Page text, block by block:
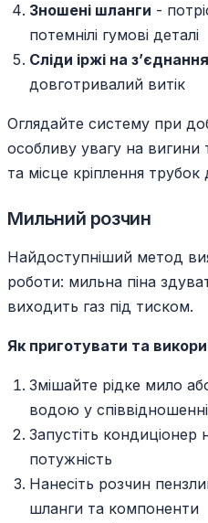
Зношені шланги -
потемнілі гумові деталі
Сліди іржі на
довготривалий витік
Оглядайте систему при
особливу увагу на вигини
та місце кріплення
Мильний розчин
Найдоступніший метод
роботи: мильна піна
виходить газ під тиском.
Як приготувати та
Змішайте рідке мило
водою у
Запустіть
потужність
Нанесіть розчин
шланги та компоненти